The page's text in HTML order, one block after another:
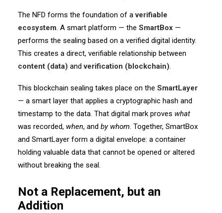
The NFD forms the foundation of averifiable
ecosystem. A smart platform — the SmartBox —
performs the sealing based on a verified digital identity.
This creates a direct, verifiable relationship between
content (data) andverification (blockchain).
This blockchain sealing takes place on the SmartLayer
— a smart layer that applies a cryptographic hash and
timestamp to the data. That digital mark proves what
was recorded, when, and by whom. Together, SmartBox
and SmartLayer form a digital envelope: a container
holding valuable data that cannot be opened or altered
without breaking the seal.
Not a Replacement, but an
Addition